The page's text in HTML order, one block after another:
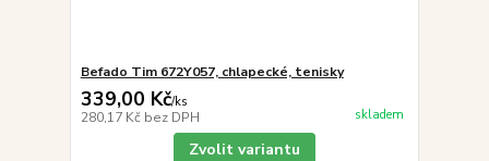
Befado Tim 672Y057, chlapecké, tenisky
339,00 Kč/ks
280,17 Kč bez DPH skladem
Zvolit variantu